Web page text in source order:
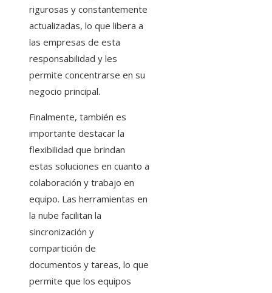
rigurosas y constantemente
actualizadas, lo que libera a
las empresas de esta
responsabilidad y les
permite concentrarse en su
negocio principal.
Finalmente, también es
importante destacar la
flexibilidad que brindan
estas soluciones en cuanto a
colaboración y trabajo en
equipo. Las herramientas en
la nube facilitan la
sincronización y
compartición de
documentos y tareas, lo que
permite que los equipos